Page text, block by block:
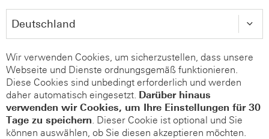
Wir verwenden Cookies, um sicherzustellen, dass unsere
Webseite und Dienste ordnungsgemäß funktionieren.
Diese Cookies sind unbedingt erforderlich und werden
daher automatisch eingesetzt. Darüber hinaus
verwenden wir Cookies, um Ihre Einstellungen für 30
Tage zu speichern. Dieser Cookie ist optional und Sie
können auswählen, ob Sie diesen akzeptieren möchten.